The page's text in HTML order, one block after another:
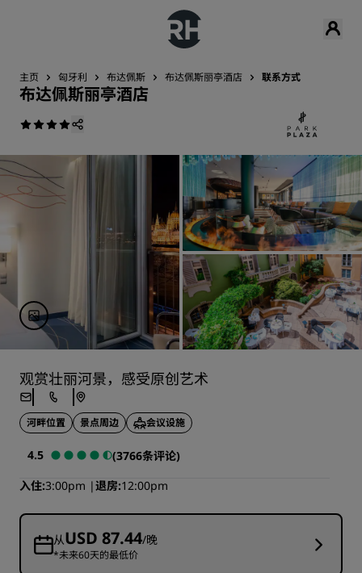
主页 匈牙利 布达佩斯 布达佩斯丽亭酒店 联系方式
布达佩斯丽亭酒店
观赏壮丽河景，感受原创艺术
河畔位置 景点周边 会议设施
4.5
(3766条评论)
入住 3:00pm 退房 12:00pm
从USD 87.44/晚
*未来60天的最低价